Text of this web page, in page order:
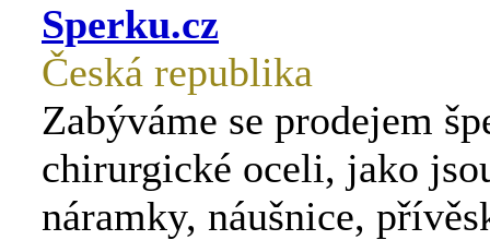
Sperku.cz
Česká republika
Zabýváme se prodejem
chirurgické oceli, jako
náramky, náušnice,